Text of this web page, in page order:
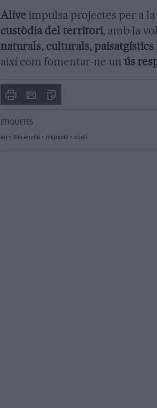
Alive impulsa projectes per a la
custòdia del territori, amb la
naturals, culturals,
així com fomentar-ne un ús
Envia
un
ETIQUETES
au Ibis ermità migració ocell